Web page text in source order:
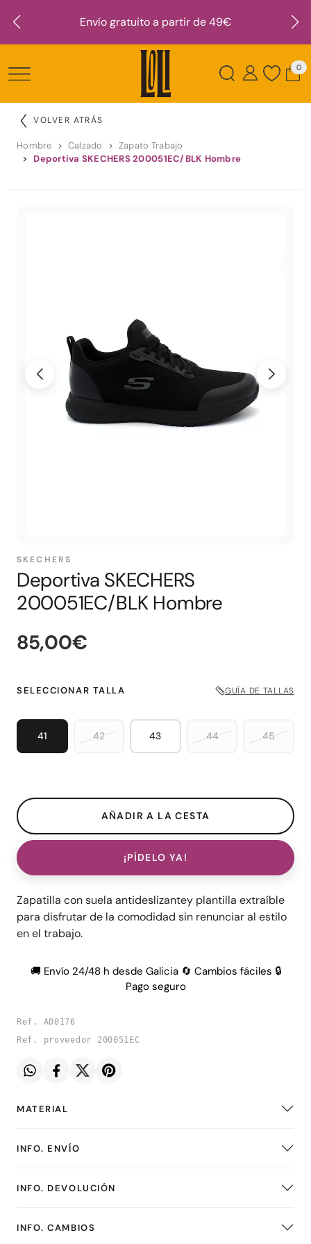
Envío gratuito a partir de 49€
0
VOLVER ATRÁS
Hombre Calzado
Zapato Trabajo
Deportiva SKECHERS 200051EC/BLK Hombre
SKECHERS
Deportiva SKECHERS
200051EC/BLK Hombre
85,00€
SELECCIONAR TALLA GUÍA DE TALLAS
41 42 43 44 45
¡PÍDELO YA!
Zapatilla con suela antideslizantey plantilla extraíble
para disfrutar de la comodidad sin renunciar al estilo
en el trabajo.
🚚 Envío 24/48 h desde Galicia 🔄 Cambios fáciles 🔒
Pago seguro
Ref. A00176
Ref. proveedor 200051EC
MATERIAL
INFO. ENVÍO
INFO. DEVOLUCIÓN
INFO. CAMBIOS